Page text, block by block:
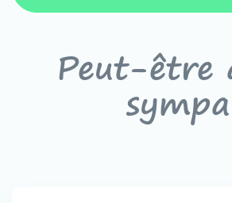
Peut-être
sympa